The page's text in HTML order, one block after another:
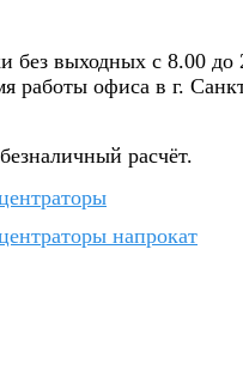
без выходных с 8.00 до
работы офиса в г.
расчёт.
напрокат